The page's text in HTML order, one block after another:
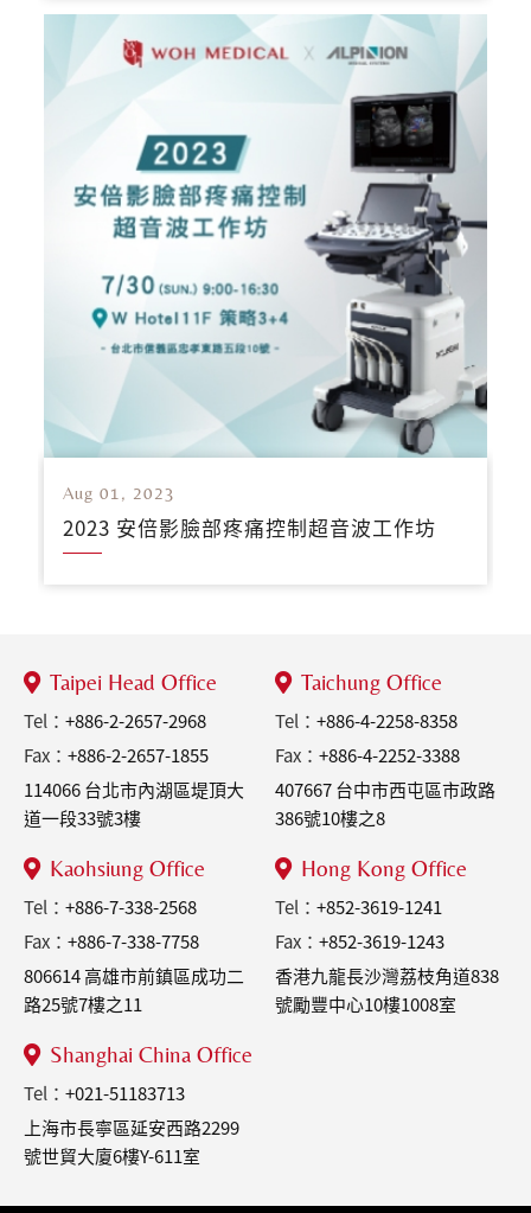
Aug 01, 2023
2023 安倍影臉部疼痛控制超音波工作坊
Taipei Head Office
Tel： +886-2-2657-2968
Fax： +886-2-2657-1855
114066 台北市內湖區堤頂大
道一段33號3樓
Taichung Office
Tel： +886-4-2258-8358
Fax： +886-4-2252-3388
407667 台中市西屯區市政路
386號10樓之8
Kaohsiung Office
Tel： +886-7-338-2568
Fax： +886-7-338-7758
806614 高雄市前鎮區成功二
路25號7樓之11
Hong Kong Office
Tel： +852-3619-1241
Fax： +852-3619-1243
香港九龍長沙灣荔枝角道838
號勵豐中心10樓1008室
Shanghai China Office
Tel： +021-51183713
上海市長寧區延安西路2299
號世貿大廈6樓Y-611室